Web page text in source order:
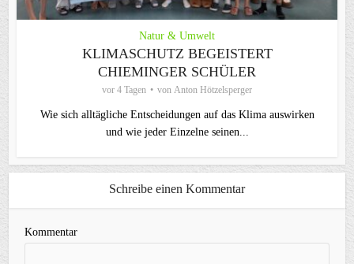
Natur & Umwelt
KLIMASCHUTZ BEGEISTERT
CHIEMINGER SCHÜLER
vor 4 Tagen von Anton Hötzelsperger
Wie sich alltägliche Entscheidungen auf das Klima auswirken
und wie jeder Einzelne seinen...
Schreibe einen Kommentar
Kommentar